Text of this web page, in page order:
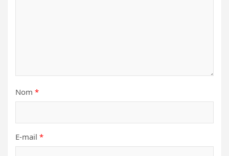
Nom *
E-mail *